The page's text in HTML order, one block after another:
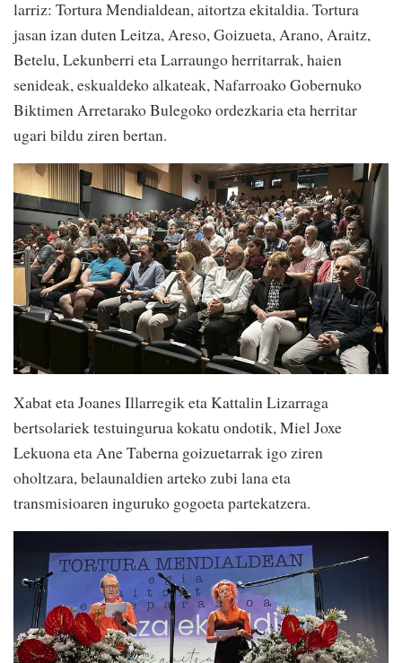
larriz: Tortura Mendialdean, aitortza ekitaldia. Tortura
jasan izan duten Leitza, Areso, Goizueta, Arano, Araitz,
Betelu, Lekunberri eta Larraungo herritarrak, haien
senideak, eskualdeko alkateak, Nafarroako Gobernuko
Biktimen Arretarako Bulegoko ordezkaria eta herritar
ugari bildu ziren bertan.
Xabat eta Joanes Illarregik eta Kattalin Lizarraga
bertsolariek testuingurua kokatu ondotik, Miel Joxe
Lekuona eta Ane Taberna goizuetarrak igo ziren
oholtzara, belaunaldien arteko zubi lana eta
transmisioaren inguruko gogoeta partekatzera.